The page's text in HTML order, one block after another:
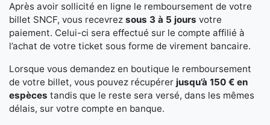
Après avoir sollicité en ligne le remboursement de votre
billet SNCF, vous recevrez sous 3 à 5 jours votre
paiement. Celui-ci sera effectué sur le compte affilié à
l’achat de votre ticket sous forme de virement bancaire.
Lorsque vous demandez en boutique le remboursement
de votre billet, vous pouvez récupérer jusqu’à 150 € en
espèces tandis que le reste sera versé, dans les mêmes
délais, sur votre compte en banque.